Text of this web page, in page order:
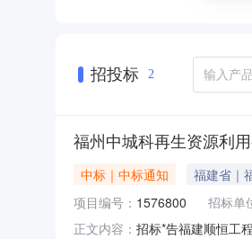
招投标 2
福州中城科再生资源利
中标｜中标通知
福建省｜
项目编号： 1576800 招标单
正文内容： 招标*告福建顺恒工